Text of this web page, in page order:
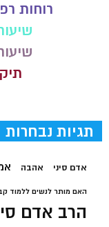
רוחות
תגיות נבחרות
אדם סיני אהבה
האם מותר לנשים ללמוד
הרב אדם